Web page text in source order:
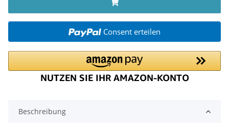
Consent erteilen
Beschreibung